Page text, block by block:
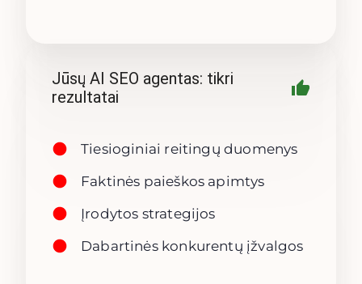
Jūsų AI SEO agentas: tikri
rezultatai
Tiesioginiai reitingų duomenys
Faktinės paieškos apimtys
Įrodytos strategijos
Dabartinės konkurentų įžvalgos